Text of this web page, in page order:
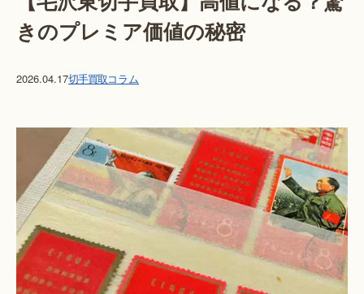
きのプレミア価値の秘密
2026.04.17切手買取コラム